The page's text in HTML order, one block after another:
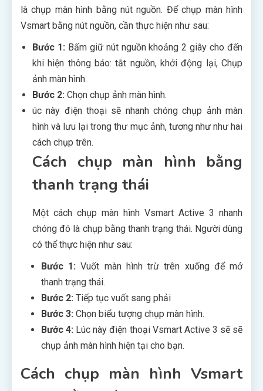
là chụp màn hình bằng nút nguồn. Để chụp màn hình
Vsmart bằng nút nguồn, cần thực hiện như sau:
Bước 1: Bấm giữ nút nguồn khoảng 2 giây cho đến
khi hiện thông báo: tắt nguồn, khởi động lại, Chụp
ảnh màn hình.
Bước 2: Chọn chụp ảnh màn hình.
úc này điện thoại sẽ nhanh chóng chụp ảnh màn
hình và lưu lại trong thư mục ảnh, tương như như hai
cách chụp trên.
Cách chụp màn hình bằng
thanh trạng thái
Một cách chụp màn hình Vsmart Active 3 nhanh
chóng đó là chụp bằng thanh trạng thái. Người dùng
có thể thực hiện như sau:
Bước 1: Vuốt màn hình trừ trên xuống để mở
thanh trạng thái.
Bước 2: Tiếp tục vuốt sang phải
Bước 3: Chọn biểu tượng chụp màn hình.
Bước 4: Lúc này điện thoại Vsmart Active 3 sẽ sẽ
chụp ảnh màn hình hiện tại cho bạn.
Cách chụp màn hình Vsmart